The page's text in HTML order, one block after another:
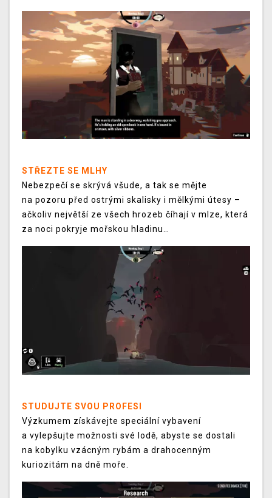
STŘEZTE SE MLHY
Nebezpečí se skrývá všude, a tak se mějte
na pozoru před ostrými skalisky i mělkými útesy –
ačkoliv největší ze všech hrozeb číhají v mlze, která
za noci pokryje mořskou hladinu…
STUDUJTE SVOU PROFESI
Výzkumem získávejte speciální vybavení
a vylepšujte možnosti své lodě, abyste se dostali
na kobylku vzácným rybám a drahocenným
kuriozitám na dně moře.